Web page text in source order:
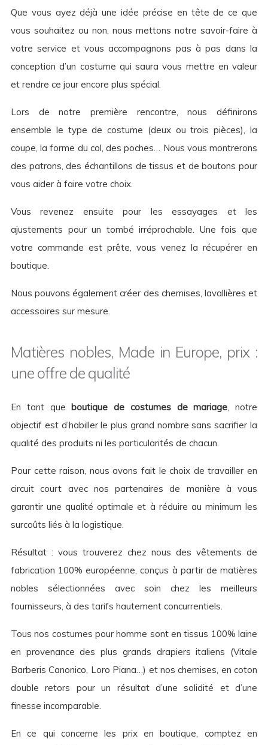
Que vous ayez déjà une idée précise en tête de ce que
vous souhaitez ou non, nous mettons notre savoir-faire à
votre service et vous accompagnons pas à pas dans la
conception d’un costume qui saura vous mettre en valeur
et rendre ce jour encore plus spécial.
Lors de notre première rencontre, nous définirons
ensemble le type de costume (deux ou trois pièces), la
coupe, la forme du col, des poches… Nous vous montrerons
des patrons, des échantillons de tissus et de boutons pour
vous aider à faire votre choix.
Vous revenez ensuite pour les essayages et les
ajustements pour un tombé irréprochable. Une fois que
votre commande est prête, vous venez la récupérer en
boutique.
Nous pouvons également créer des chemises, lavallières et
accessoires sur mesure.
Matières nobles, Made in Europe, prix :
une offre de qualité
En tant queboutique de costumes de mariage, notre
objectif est d’habiller le plus grand nombre sans sacrifier la
qualité des produits ni les particularités de chacun.
Pour cette raison, nous avons fait le choix de travailler en
circuit court avec nos partenaires de manière à vous
garantir une qualité optimale et à réduire au minimum les
surcoûts liés à la logistique.
Résultat : vous trouverez chez nous des vêtements de
fabrication 100% européenne, conçus à partir de matières
nobles sélectionnées avec soin chez les meilleurs
fournisseurs, à des tarifs hautement concurrentiels.
Tous nos costumes pour homme sont en tissus 100% laine
en provenance des plus grands drapiers italiens (Vitale
Barberis Canonico, Loro Piana…) et nos chemises, en coton
double retors pour un résultat d’une solidité et d’une
finesse incomparable.
En ce qui concerne les prix en boutique, comptez en